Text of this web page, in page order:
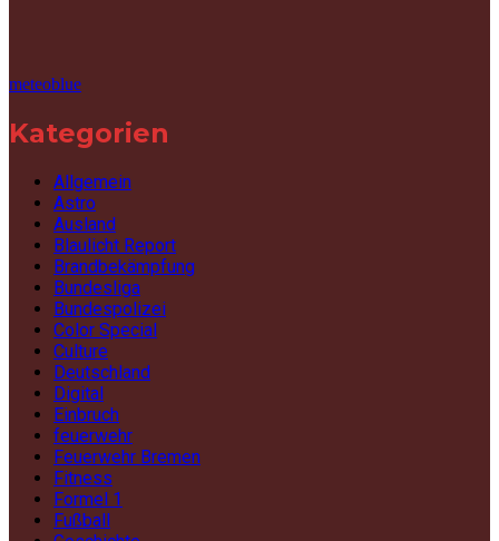
meteoblue
Kategorien
Allgemein
Astro
Ausland
Blaulicht Report
Brandbekämpfung
Bundesliga
Bundespolizei
Color Special
Culture
Deutschland
Digital
Einbruch
feuerwehr
Feuerwehr Bremen
Fitness
Formel 1
Fußball